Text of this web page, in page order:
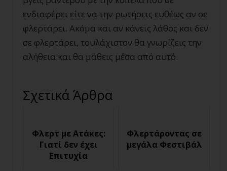
ενδιαφέρει είτε να την ρωτήσεις ευθέως αν σε
φλερτάρει. Ακόμα και αν κάνεις λάθος και δεν
σε φλερτάρει, τουλάχιστον θα γνωρίζεις την
αλήθεια και θα μάθεις μέσα από αυτό.
Σχετικά Άρθρα
Φλερτ με Ατάκες:
Γιατί δεν έχει
Επιτυχία
Φλερτάροντας σε
μεγάλα Φεστιβάλ